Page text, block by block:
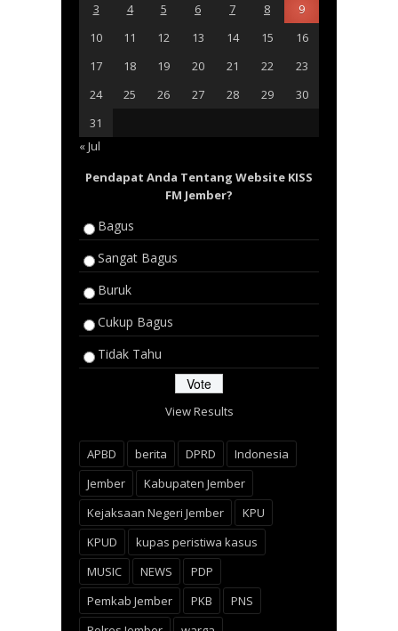
3
4 5 6 7 8
9
10
11 12 13 14 15
16
17
18 19 20 21 22
23
24
25 26 27 28 29
30
31
« Jul
Pendapat Anda Tentang Website KISS
FM Jember?
Bagus
Sangat Bagus
Buruk
Cukup Bagus
Tidak Tahu
View Results
APBD berita DPRD
Indonesia
Jember
Kabupaten Jember
Kejaksaan Negeri Jember
KPU
KPUD
kupas peristiwa kasus
MUSIC
NEWS
PDP
Pemkab Jember
PKB
PNS